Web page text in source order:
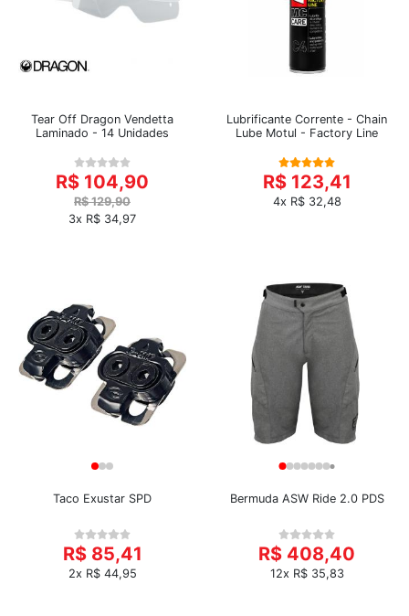
Tear Off Dragon Vendetta
Laminado - 14 Unidades
R$ 104,90
R$ 129,90
3x R$ 34,97
Lubrificante Corrente - Chain
Lube Motul - Factory Line
R$ 123,41
4x R$ 32,48
Taco Exustar SPD
R$ 85,41
2x R$ 44,95
Bermuda ASW Ride 2.0 PDS
R$ 408,40
12x R$ 35,83